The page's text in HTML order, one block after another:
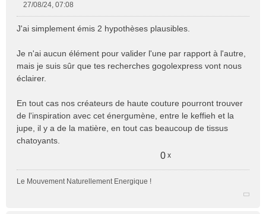
s
a
g
e
n
l
u
27/08/24, 07:08
J'ai simplement émis 2 hypothèses plausibles.
Je n'ai aucun élément pour valider l'une par rapport à l'autre,
mais je suis sûr que tes recherches gogolexpress vont nous
éclairer.
En tout cas nos créateurs de haute couture pourront trouver
de l'inspiration avec cet énergumène, entre le keffieh et la
jupe, il y a de la matière, en tout cas beaucoup de tissus
chatoyants.
0 x
Le Mouvement Naturellement Energique !